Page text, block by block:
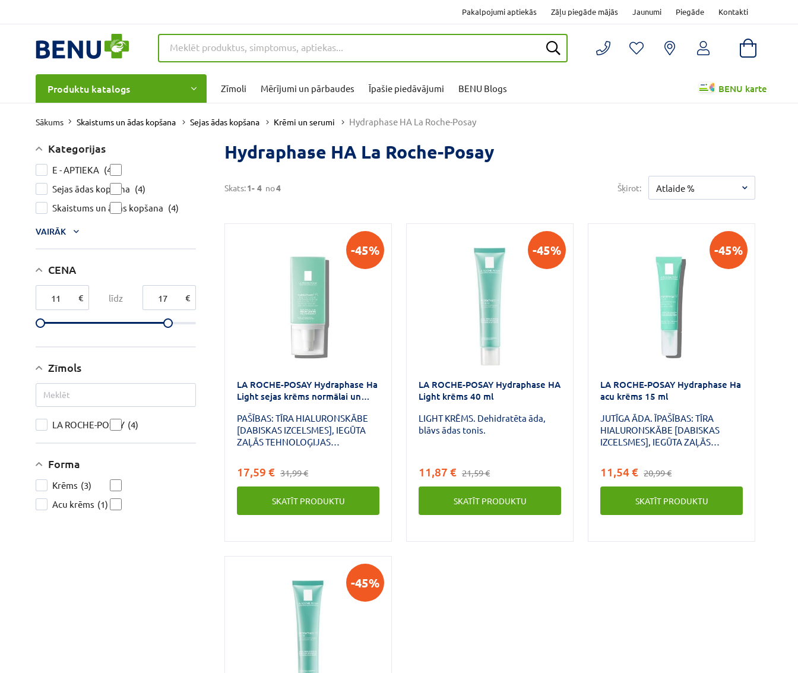
Pakalpojumi aptiekās Zāļu piegāde mājās Jaunumi Piegāde Kontakti
Produktu katalogs Zīmoli Mērījumi un pārbaudes Īpašie piedāvājumi BENU Blogs BENU karte
Sākums Skaistums un ādas kopšana Sejas ādas kopšana Krēmi un serumi Hydraphase HA La Roche-Posay
Kategorijas
E - APTIEKA (4)
Sejas ādas kopšana (4)
Skaistums un ādas kopšana (4)
VAIRĀK
CENA
€ līdz €
Zīmols
LA ROCHE-POSAY (4)
Forma
Krēms (3)
Acu krēms (1)
Hydraphase HA La Roche-Posay
Skats:1- 4 no4 Šķirot: Atlaide %
-45%
LA ROCHE-POSAY Hydraphase Ha
Light sejas krēms normālai un
PAŠĪBAS: TĪRA HIALURONSKĀBE
[DABISKAS IZCELSMES], IEGŪTA
ZAĻĀS TEHNOLOĢIJAS
CUKURU. EFEKTIVITĀTE: 72
STUNDU INTENSĪVA ĀDAS
MITRINĀŠANA UN TVIRTUMS, KAS
PIEŠĶIR ĀDAI MIRDZUMU UN
17,59 € 31,99 €
SKATĪT PRODUKTU
-45%
LA ROCHE-POSAY Hydraphase HA
Light krēms 40 ml
LIGHT KRĒMS. Dehidratēta āda,
blāvs ādas tonis.
11,87 € 21,59 €
SKATĪT PRODUKTU
-45%
LA ROCHE-POSAY Hydraphase Ha
acu krēms 15 ml
JUTĪGA ĀDA. ĪPAŠĪBAS: TĪRA
HIALURONSKĀBE [DABISKAS
IZCELSMES], IEGŪTA ZAĻĀS
IZMANTOJOT AUGU CUKURU. LOKI
ZEM ACĪM, PIETŪKUŠI PLAKSTIŅI.
11,54 € 20,99 €
SKATĪT PRODUKTU
-45%